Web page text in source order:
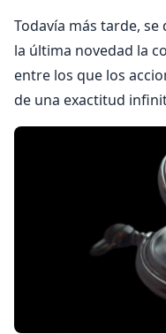
Todavía más tarde,
la última novedad la
entre los que los
de una exactitud